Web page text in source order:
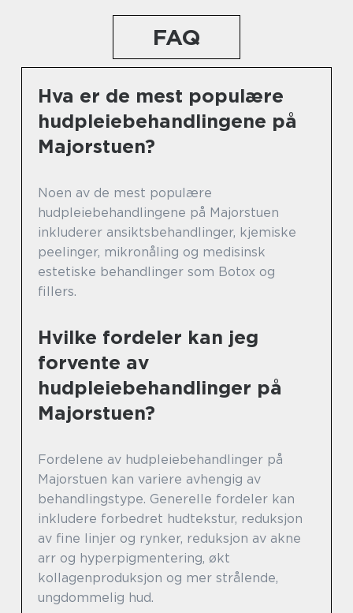
FAQ
Hva er de mest populære
hudpleiebehandlingene på
Majorstuen?
Noen av de mest populære
hudpleiebehandlingene på Majorstuen
inkluderer ansiktsbehandlinger, kjemiske
peelinger, mikronåling og medisinsk
estetiske behandlinger som Botox og
fillers.
Hvilke fordeler kan jeg
forvente av
hudpleiebehandlinger på
Majorstuen?
Fordelene av hudpleiebehandlinger på
Majorstuen kan variere avhengig av
behandlingstype. Generelle fordeler kan
inkludere forbedret hudtekstur, reduksjon
av fine linjer og rynker, reduksjon av akne
arr og hyperpigmentering, økt
kollagenproduksjon og mer strålende,
ungdommelig hud.